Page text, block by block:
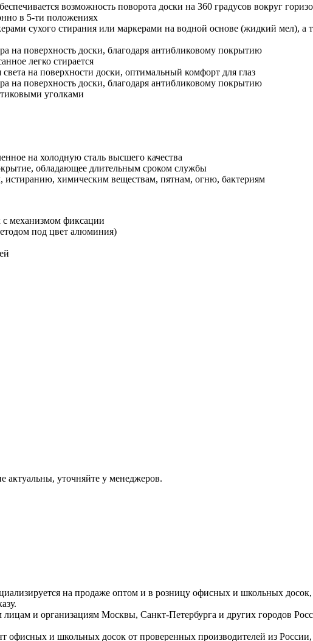
возможность поворота доски на 360 градусов вокруг
в 5-ти положениях
сухого стирания или маркерами на водной основе (жидкий мел),
на поверхность доски, благодаря антибликовому покрытию
легко стирается
на поверхности доски, оптимальный комфорт для глаз
на поверхность доски, благодаря антибликовому покрытию
уголками
на холодную сталь высшего качества
обладающее длительным сроком службы
истиранию, химическим веществам, пятнам, огню, бактериям
с механизмом фиксации
под цвет алюминия)
актуальны, уточняйте у менеджеров.
на продаже оптом и в розницу офисных и школьных
и организациям Москвы, Санкт-Петербурга и других городов
офисных и школьных досок от проверенных производителей из